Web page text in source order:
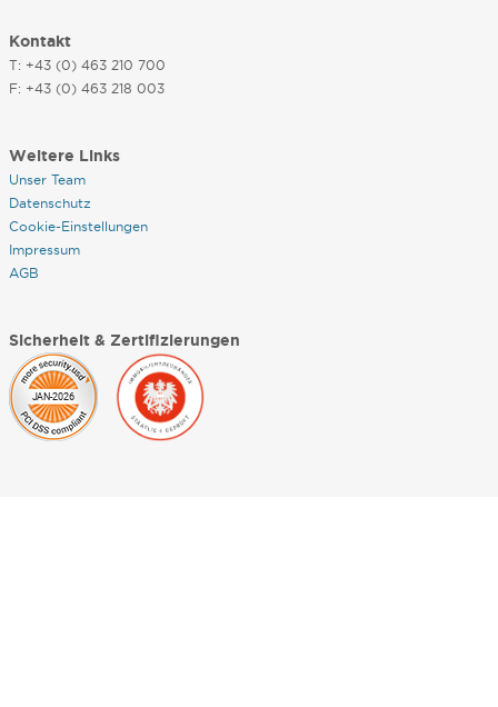
Kontakt
T: +43 (0) 463 210 700
F: +43 (0) 463 218 003
Weitere Links
Unser Team
Datenschutz
Cookie-Einstellungen
Impressum
AGB
Sicherheit & Zertifizierungen